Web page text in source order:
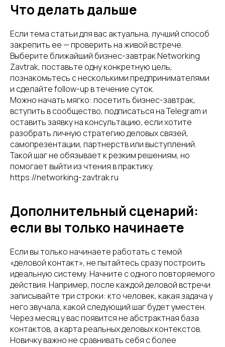
Что делать дальше
Если тема статьи для вас актуальна, лучший способ
закрепить ее — проверить на живой встрече.
Выберите ближайший бизнес-завтрак Networking
Zavtrak, поставьте одну конкретную цель,
познакомьтесь с несколькими предпринимателями
и сделайте follow-up в течение суток.
Можно начать мягко: посетить бизнес-завтрак,
вступить в сообщество, подписаться на Telegram и
оставить заявку на консультацию, если хотите
разобрать личную стратегию деловых связей,
самопрезентации, партнерств или выступлений.
Такой шаг не обязывает к резким решениям, но
помогает выйти из чтения в практику.
https://networking-zavtrak.ru
Дополнительный сценарий:
если вы только начинаете
Если вы только начинаете работать с темой
«деловой контакт», не пытайтесь сразу построить
идеальную систему. Начните с одного повторяемого
действия. Например, после каждой деловой встречи
записывайте три строки: кто человек, какая задача у
него звучала, какой следующий шаг будет уместен.
Через месяц у вас появится не абстрактная база
контактов, а карта реальных деловых контекстов.
Новичку важно не сравнивать себя с более